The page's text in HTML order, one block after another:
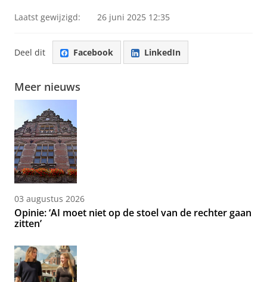
Laatst gewijzigd: 26 juni 2025 12:35
Deel dit Facebook LinkedIn
Meer nieuws
03 augustus 2026
Opinie: ‘AI moet niet op de stoel van de rechter gaan
zitten’